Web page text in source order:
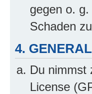
gegen o.
Schaden
4.
Du nimmst
License